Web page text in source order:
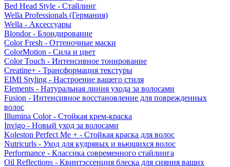
Bed Head Style - Стайлинг
Wella Professionals (Германия)
Wella - Аксессуары
Blondor - Блондирование
Color Fresh - Оттеночные маски
ColorMotion - Сила и цвет
Color Touch - Интенсивное тонирование
Creatine+ - Трансформация текстуры
EIMI Styling - Настроение вашего стиля
Elements - Натуральная линия ухода за волосами
Fusion - Интенсивное восстановление для поврежденных
волос
Illumina Color - Стойкая крем-краска
Invigo - Новый уход за волосами
Koleston Perfect Me + - Стойкая краска для волос
Nutricurls - Уход для кудрявых и вьющихся волос
Performance - Классика современного стайлинга
Oil Reflections - Квинтэссенция блеска для сияния ваших